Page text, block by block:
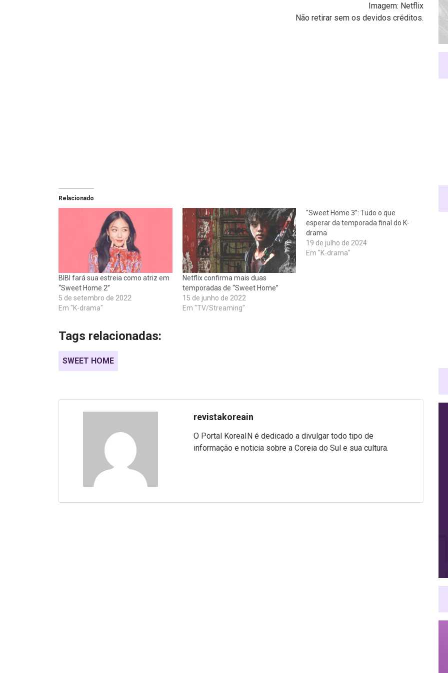
Imagem: Netflix
Não retirar sem os devidos créditos.
Relacionado
BIBI fará sua estreia como atriz em
“Sweet Home 2”
5 de setembro de 2022
Em "K-drama"
Netflix confirma mais duas
temporadas de “Sweet Home”
15 de junho de 2022
Em "TV/Streaming"
“Sweet Home 3”: Tudo o que
esperar da temporada final do K-
drama
19 de julho de 2024
Em "K-drama"
Tags relacionadas:
SWEET HOME
revistakoreain
O Portal KoreaIN é dedicado a divulgar todo tipo de
informação e noticia sobre a Coreia do Sul e sua cultura.